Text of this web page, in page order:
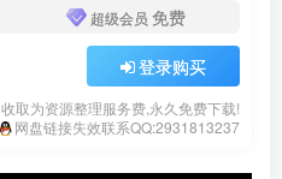
超级会员 免费
登录购买
收取为资源整理服务费,永久免费下载!
网盘链接失效联系QQ:2931813237